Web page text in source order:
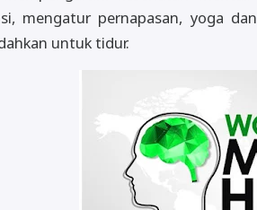
mengatur pernapasan, yoga
untuk tidur.